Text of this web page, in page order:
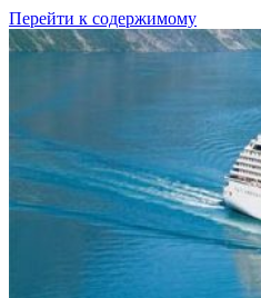
Перейти к содержимому